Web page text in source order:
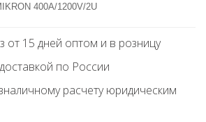
400A/1200V/2U
от 15 дней оптом и в розницу
по России
расчету юридическим